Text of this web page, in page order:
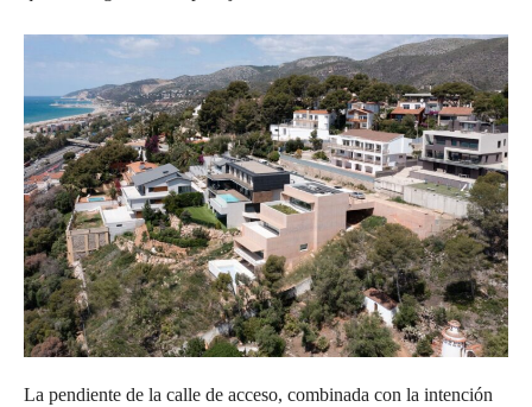
La pendiente de la calle de acceso, combinada con la intención